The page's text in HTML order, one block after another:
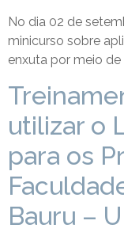
No dia 02 de
minicurso sobre
enxuta por meio
utilizar o
para os
Bauru –